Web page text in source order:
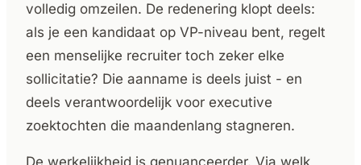
volledig omzeilen. De redenering klopt deels:
als je een kandidaat op VP-niveau bent, regelt
een menselijke recruiter toch zeker elke
sollicitatie? Die aanname is deels juist - en
deels verantwoordelijk voor executive
zoektochten die maandenlang stagneren.
De werkelijkheid is genuanceerder. Via welk